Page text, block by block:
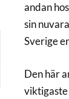
andan
sin
Sverige
Den här
viktigaste